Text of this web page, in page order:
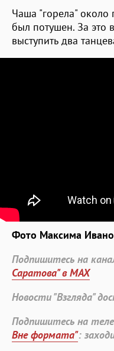
Чаша "горела" около
был потушен. За это
выступить два
Фото Максима
Подпишитесь на
Саратова" в MAX
Новости "Взгляда"
Подпишитесь на
Вне формата":